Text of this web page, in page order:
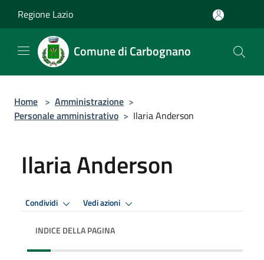
Regione Lazio
Comune di Carbognano
Home > Amministrazione >
Personale amministrativo > Ilaria Anderson
Ilaria Anderson
Condividi Vedi azioni
INDICE DELLA PAGINA